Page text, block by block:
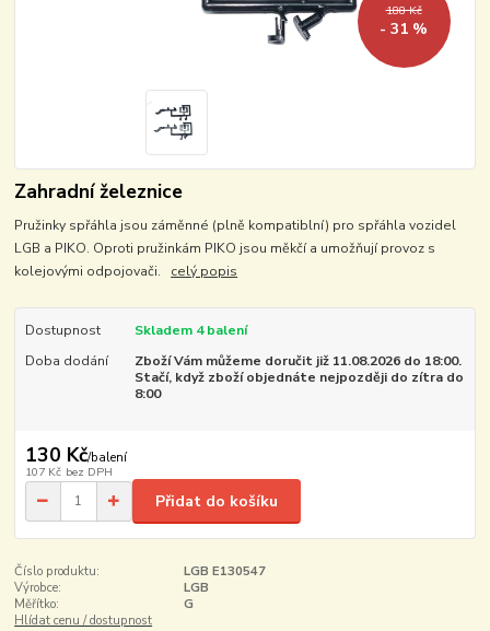
188 Kč
- 31 %
Zahradní železnice
Pružinky spřáhla jsou záměnné (plně kompatiblní) pro spřáhla vozidel
LGB a PIKO. Oproti pružinkám PIKO jsou měkčí a umožňují provoz s
kolejovými odpojovači. celý popis
Dostupnost
Skladem 4 balení
Doba dodání
Zboží Vám můžeme doručit již 11.08.2026 do 18:00.
Stačí, když zboží objednáte nejpozději do zítra do
8:00
130 Kč/balení
107 Kč bez DPH
Přidat do košíku
Číslo produktu:
LGB E130547
Výrobce:
LGB
Měřítko:
G
Hlídat cenu / dostupnost